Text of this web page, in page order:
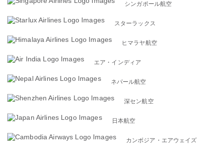
シンガポール航空
スターラックス
ヒマラヤ航空
エア・インディア
ネパール航空
深セン航空
日本航空
カンボジア・エアウェイズ